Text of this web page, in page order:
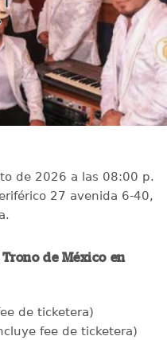
de 2026 a las 08:00 p.
27 avenida 6-40,
de México en
de ticketera)
fee de ticketera)